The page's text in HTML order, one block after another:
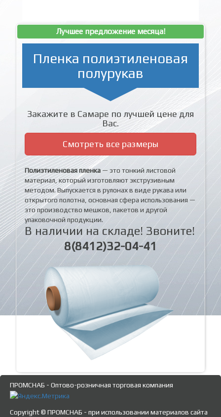
Лучшее предложение месяца!
Пленка полиэтиленовая
полурукав
Закажите в Самаре по лучшей цене для
Вас.
Смотреть все размеры
Полиэтиленовая пленка — это тонкий листовой
материал, который изготовляют экструзивным
методом. Выпускается в рулонах в виде рукава или
открытого полотна, основная сфера использования —
это производство мешков, пакетов и другой
упаковочной продукции.
В наличии на складе! Звоните!
8(8412)32-04-41
ПРОМСНАБ - Оптово-розничная торговая компания
Copyright © ПРОМСНАБ - при использовании материалов сайта